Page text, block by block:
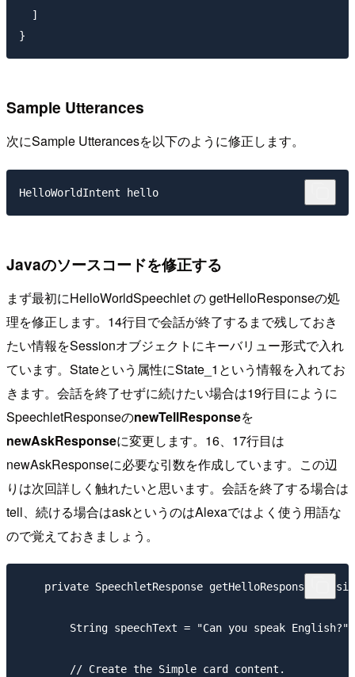
  ]
}
Sample Utterances
次にSample Utterancesを以下のように修正します。
Javaのソースコードを修正する
まず最初にHelloWorldSpeechlet の getHelloResponseの処
理を修正します。14行目で会話が終了するまで残しておき
たい情報をSessionオブジェクトにキーバリュー形式で入れ
ています。Stateという属性にState_1という情報を入れてお
きます。会話を終了せずに続けたい場合は19行目にように
SpeechletResponseのnewTellResponseを
newAskResponseに変更します。16、17行目は
newAskResponseに必要な引数を作成しています。この辺
りは次回詳しく触れたいと思います。会話を終了する場合は
tell、続ける場合はaskというのはAlexaではよく使う用語な
ので覚えておきましょう。
private SpeechletResponse
        String speechText = "Can you speak English?";
        // Create the Simple card content.